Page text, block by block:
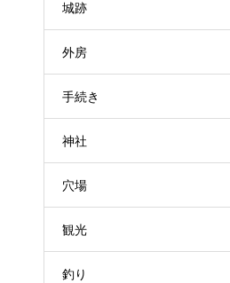
城跡
外房
手続き
神社
穴場
観光
釣り